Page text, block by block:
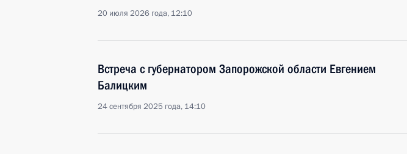
20 июля 2026 года, 12:10
Встреча с губернатором Запорожской области Евгением
Балицким
24 сентября 2025 года, 14:10